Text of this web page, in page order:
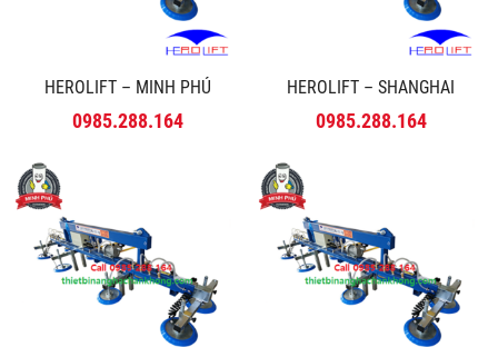
HEROLIFT – MINH PHÚ
0985.288.164
HEROLIFT – SHANGHAI
0985.288.164